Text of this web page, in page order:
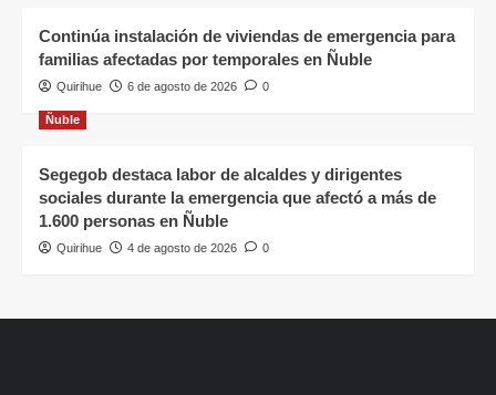
Continúa instalación de viviendas de emergencia para
familias afectadas por temporales en Ñuble
Quirihue 6 de agosto de 2026 0
Ñuble
Segegob destaca labor de alcaldes y dirigentes
sociales durante la emergencia que afectó a más de
1.600 personas en Ñuble
Quirihue 4 de agosto de 2026 0